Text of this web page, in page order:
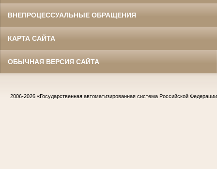
ВНЕПРОЦЕССУАЛЬНЫЕ ОБРАЩЕНИЯ
КАРТА САЙТА
ОБЫЧНАЯ ВЕРСИЯ САЙТА
2006-2026 «Государственная автоматизированная система Российской